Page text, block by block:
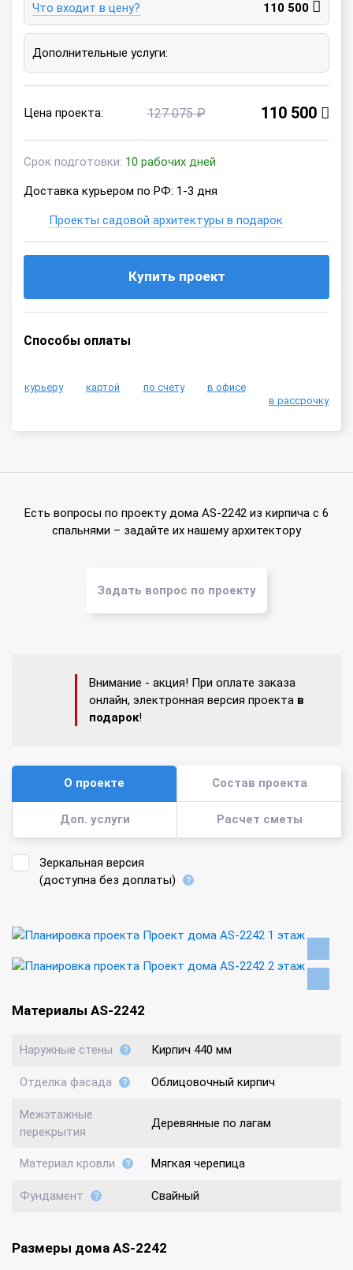
Что входит в цену? 110 500
Дополнительные услуги:
Цена проекта: 127 075 ₽ 110 500
Срок подготовки: 10 рабочих дней
Доставка курьером по РФ: 1-3 дня
Проекты садовой архитектуры в подарок
Купить проект
Способы оплаты
курьеру картой по счету
в офисе
в рассрочку
Есть вопросы по проекту дома AS-2242 из кирпича с 6
спальнями – задайте их нашему архитектору
Задать вопрос по проекту
Внимание - акция! При оплате заказа
онлайн, электронная версия проекта в
подарок!
О проекте Состав проекта
Доп. услуги Расчет сметы
Зеркальная версия
(доступна без доплаты)
Материалы AS-2242
Наружные стены Кирпич 440 мм
Отделка фасада Облицовочный кирпич
Межэтажные
перекрытия
Деревянные по лагам
Материал кровли Мягкая черепица
Фундамент Свайный
Размеры дома AS-2242